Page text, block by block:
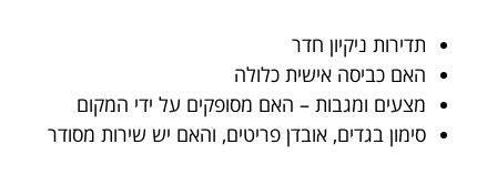
תדירות ניקיון חדר
האם כביסה אישית כלולה
מצעים ומגבות – האם מסופקים על ידי המקום
סימון בגדים, אובדן פריטים, והאם יש שירות מסודר